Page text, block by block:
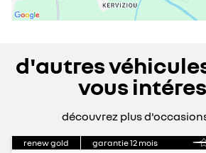
d'autres
vous
découvrez plus
renew gold garantie12 mois